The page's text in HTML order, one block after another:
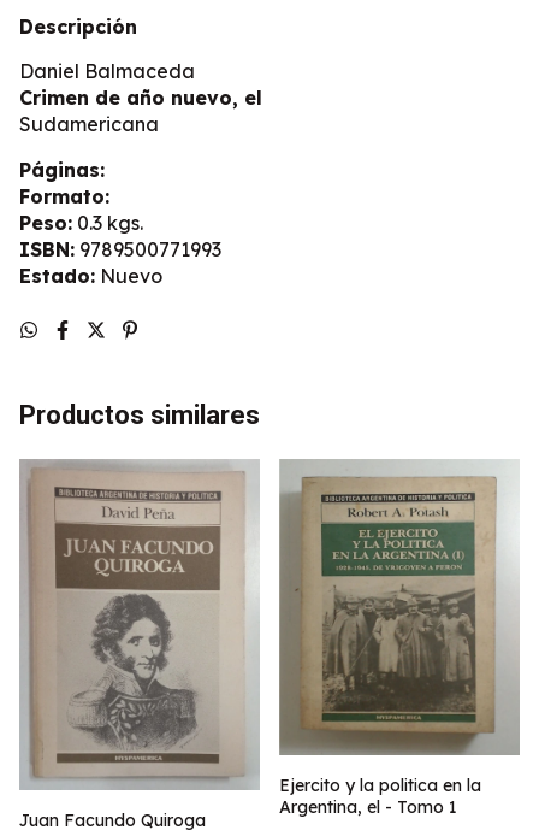
Descripción
Daniel Balmaceda
Crimen de año nuevo, el
Sudamericana
Páginas:
Formato:
Peso: 0.3 kgs.
ISBN: 9789500771993
Estado: Nuevo
Productos similares
Juan Facundo Quiroga
Ejercito y la politica en la
Argentina, el - Tomo 1